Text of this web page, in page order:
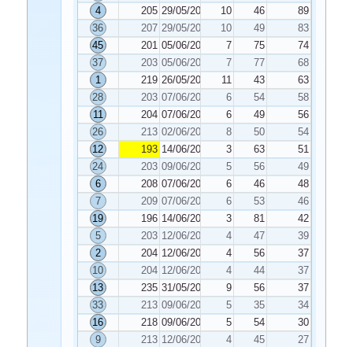
4
205 29/05/2021 10 46
89
36
207 29/05/2021 10 49
83
45
201 05/06/2021 7 75
74
37
203 05/06/2021 7 77
68
1
219 26/05/2021 11 43
63
28
203 07/06/2021 6 54
58
11
204 07/06/2021 6 49
56
26
213 02/06/2021 8 50
54
12
193 14/06/2021 3 63
51
24
203 09/06/2021 5 56
49
6
208 07/06/2021 6 46
48
7
209 07/06/2021 6 53
46
19
196 14/06/2021 3 81
42
5
203 12/06/2021 4 47
39
2
204 12/06/2021 4 56
37
10
204 12/06/2021 4 44
37
13
235 31/05/2021 9 56
37
33
213 09/06/2021 5 35
34
16
218 09/06/2021 5 54
30
9
213 12/06/2021 4 45
27